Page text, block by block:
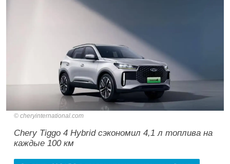
cheryinternational.com
Chery Tiggo 4 Hybrid сэкономил 4,1 л топлива на
каждые 100 км